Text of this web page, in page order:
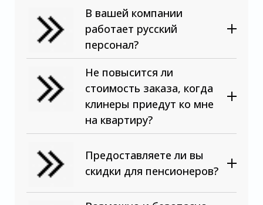
В вашей компании
работает русский
персонал?
Не повысится ли
стоимость заказа, когда
клинеры приедут ко мне
на квартиру?
Предоставляете ли вы
скидки для пенсионеров?